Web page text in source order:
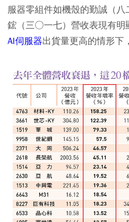
服器零組件如機殼的勤誠（
鋐（三○一七）營收表現有明
AI伺服器出貨量更高的情形下